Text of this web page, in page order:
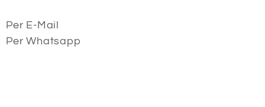
Per E-Mail
Per Whatsapp